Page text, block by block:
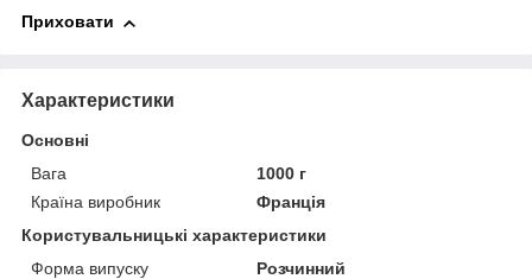
Приховати
Характеристики
Основні
Вага
1000 г
Країна виробник
Франція
Користувальницькі характеристики
Форма випуску
Розчинний